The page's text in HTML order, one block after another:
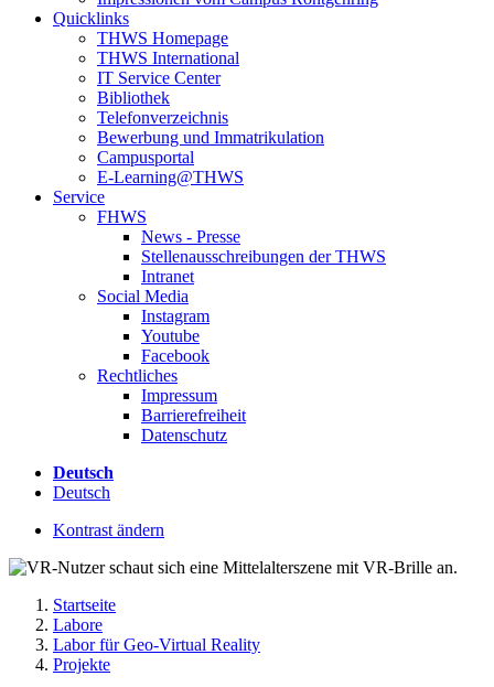
Quicklinks
THWS Homepage
THWS International
IT Service Center
Bibliothek
Telefonverzeichnis
Bewerbung und Immatrikulation
Campusportal
E-Learning@THWS
Service
FHWS
News - Presse
Stellenausschreibungen der THWS
Intranet
Social Media
Instagram
Youtube
Facebook
Rechtliches
Impressum
Barrierefreiheit
Datenschutz
Deutsch
Deutsch
Kontrast ändern
Startseite
Labore
Labor für Geo-Virtual Reality
Projekte